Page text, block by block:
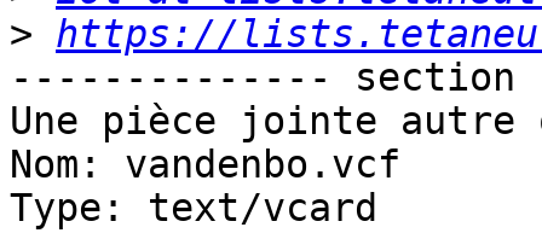
> https://
-------------- section
Une pièce jointe
Nom: vandenbo.vcf
Type: text/vcard